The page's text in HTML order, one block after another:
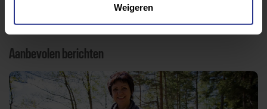
Weigeren
Aanbevolen berichten